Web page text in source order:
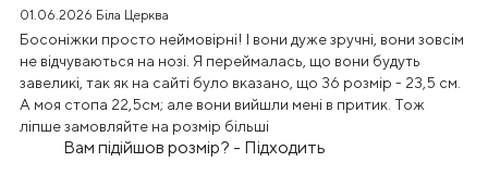
01.06.2026 Біла Церква
Босоніжки просто неймовірні! І вони дуже зручні, вони зовсім
не відчуваються на нозі. Я переймалась, що вони будуть
завеликі, так як на сайті було вказано, що 36 розмір - 23,5 см.
А моя стопа 22,5см; але вони вийшли мені в притик. Тож
ліпше замовляйте на розмір більші
Вам підійшов розмір? - Підходить